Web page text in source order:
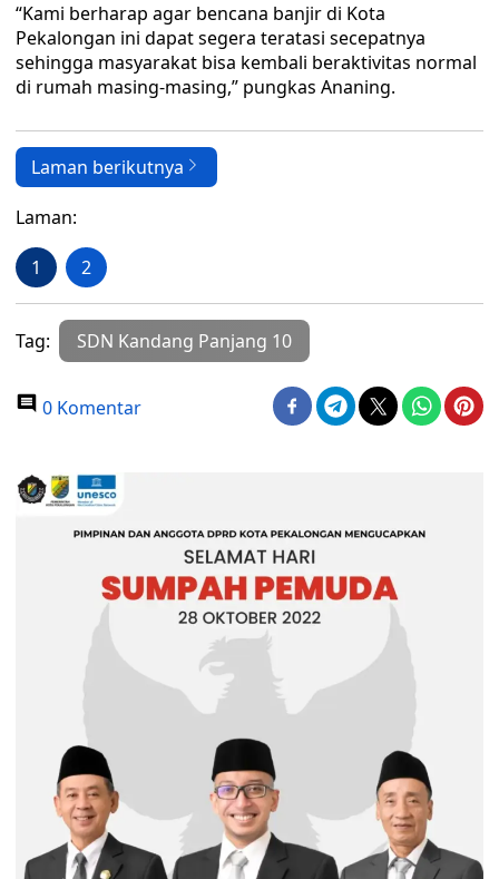
“Kami berharap agar bencana banjir di Kota
Pekalongan ini dapat segera teratasi secepatnya
sehingga masyarakat bisa kembali beraktivitas normal
di rumah masing-masing,” pungkas Ananing.
Laman berikutnya
Laman:
1 2
Tag: SDN Kandang Panjang 10
0 Komentar